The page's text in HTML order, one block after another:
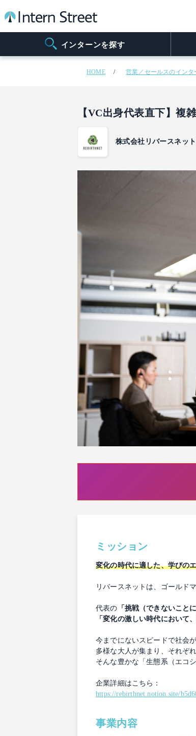
インターンを探す
HOME 営業／セールスのインタ
【VC出身代表直下】複
株式会社リバースネット
ミッション
変化の時代に適した、学びの
リバースネットは、ゴールド
代表の 「挑戦（できないこと
「変化の激しい時代において
今までにないスピードで社会
多様な大人が集まり、それぞ
そんな豊かな「生態系（エコ
企業詳細はこちら：
https://rebirthnet.notion.site/
事業内容